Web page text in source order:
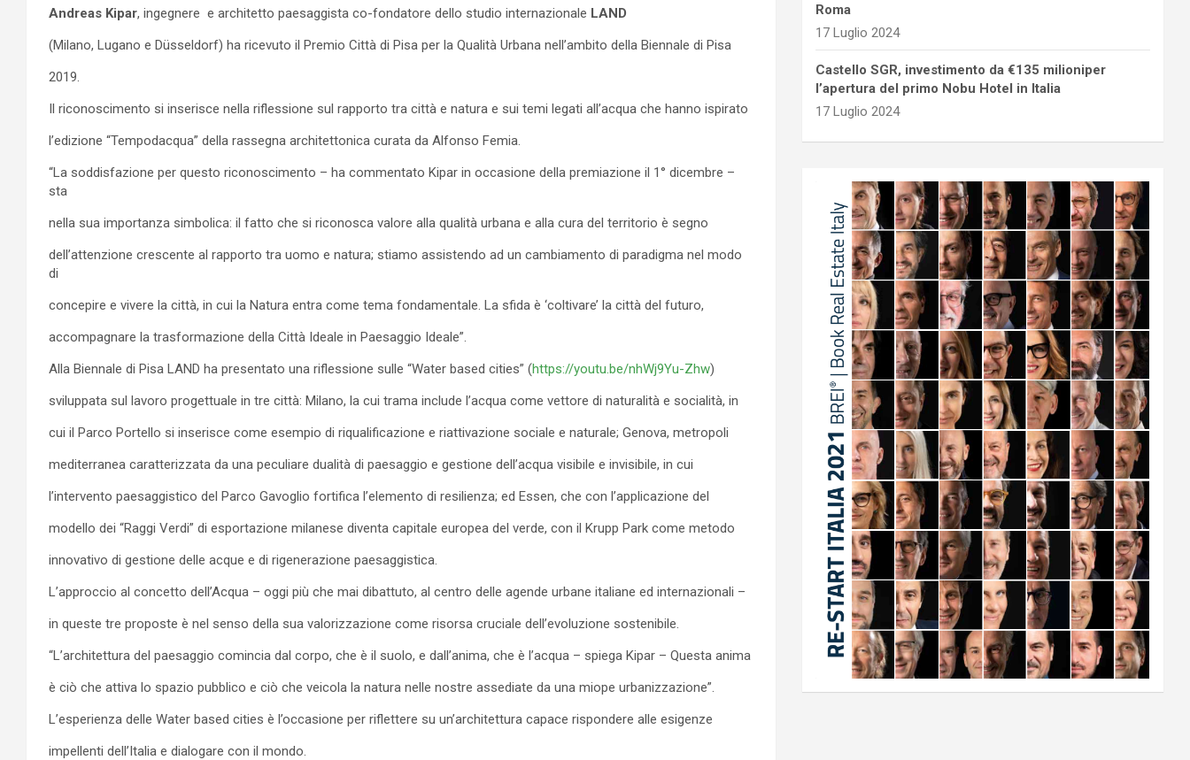
Andreas Kipar, ingegnere e architetto paesaggista co-fondatore dello studio internazionale LAND
(Milano, Lugano e Düsseldorf) ha ricevuto il Premio Città di Pisa per la Qualità Urbana nell’ambito della Biennale di Pisa
2019.
Il riconoscimento si inserisce nella riflessione sul rapporto tra città e natura e sui temi legati all’acqua che hanno ispirato
l’edizione “Tempodacqua” della rassegna architettonica curata da Alfonso Femia.
“La soddisfazione per questo riconoscimento – ha commentato Kipar in occasione della premiazione il 1° dicembre –
sta
nella sua importanza simbolica: il fatto che si riconosca valore alla qualità urbana e alla cura del territorio è segno
dell’attenzione crescente al rapporto tra uomo e natura; stiamo assistendo ad un cambiamento di paradigma nel modo
di
concepire e vivere la città, in cui la Natura entra come tema fondamentale. La sfida è ‘coltivare’ la città del futuro,
accompagnare la trasformazione della Città Ideale in Paesaggio Ideale”.
Alla Biennale di Pisa LAND ha presentato una riflessione sulle “Water based cities” (https://youtu.be/nhWj9Yu-Zhw)
sviluppata sul lavoro progettuale in tre città: Milano, la cui trama include l’acqua come vettore di naturalità e socialità, in
cui il Parco Portello si inserisce come esempio di riqualificazione e riattivazione sociale e naturale; Genova, metropoli
mediterranea caratterizzata da una peculiare dualità di paesaggio e gestione dell’acqua visibile e invisibile, in cui
l’intervento paesaggistico del Parco Gavoglio fortifica l’elemento di resilienza; ed Essen, che con l’applicazione del
modello dei “Raggi Verdi” di esportazione milanese diventa capitale europea del verde, con il Krupp Park come metodo
innovativo di gestione delle acque e di rigenerazione paesaggistica.
L’approccio al concetto dell’Acqua – oggi più che mai dibattuto, al centro delle agende urbane italiane ed internazionali –
in queste tre proposte è nel senso della sua valorizzazione come risorsa cruciale dell’evoluzione sostenibile.
“L’architettura del paesaggio comincia dal corpo, che è il suolo, e dall’anima, che è l’acqua – spiega Kipar – Questa anima
è ciò che attiva lo spazio pubblico e ciò che veicola la natura nelle nostre assediate da una miope urbanizzazione”.
L’esperienza delle Water based cities è l’occasione per riflettere su un’architettura capace rispondere alle esigenze
impellenti dell’Italia e dialogare con il mondo.
Roma
17 Luglio 2024
Castello SGR, investimento da €135 milioniper
l’apertura del primo Nobu Hotel in Italia
17 Luglio 2024